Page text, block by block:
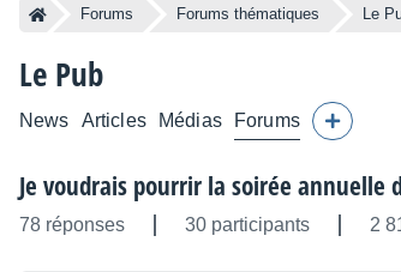
Forums Forums thématiques Le
Le Pub
News Articles Médias Forums
Je voudrais pourrir la soirée annuelle
78 réponses 30 participants 2